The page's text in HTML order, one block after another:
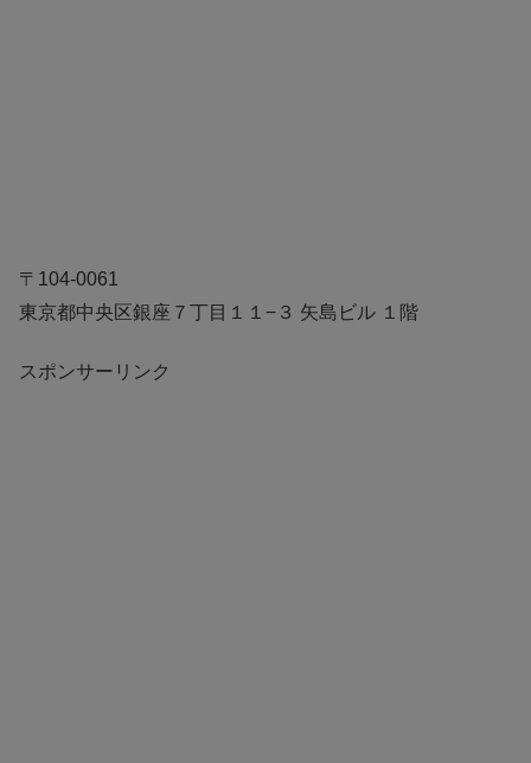
〒104-0061
東京都中央区銀座７丁目１１−３ 矢島ビル １階
スポンサーリンク